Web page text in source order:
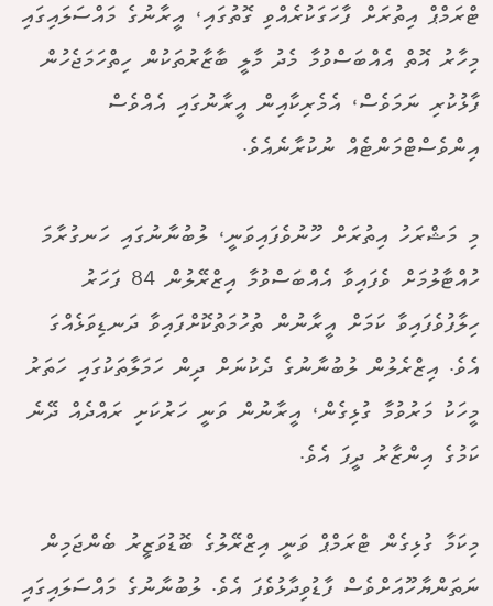
ޓްރަމްޕް އިތުރަށް ފާހަގަކުރެއްވި ގޮތުގައި، އީރާނުގެ މައްސަލައިގައި
މިހާރު އޮތް އެއްބަސްވުމާ މެދު މާލީ ބާޒާރުތަކުން ހިތްހަމަޖެހުން
ފާޅުކުރި ނަމަވެސް، އެމެރިކާއިން އީރާނުގައި އެއްވެސް
އިންވެސްޓްމަންޓެއް ނުކުރާނެއެވެ.
މި މަޝްރަހު އިތުރަށް ހޫނުވެފައިވަނީ، ލުބުނާނުގައި ހަނގުރާމަ
ހުއްޓާލުމަށް ވެފައިވާ އެއްބަސްވުމާ އިޒްރޭލުން 84 ފަހަރު
ހިލާފުވެފައިވާ ކަމަށް އީރާނުން ތުހުމަތުކޮށްފައިވާ ދަނޑިވަޅެއްގަ
އެވެ. އިޒްރެލުން ލުބުނާނުގެ ދެކުނަށް ދިން ހަމަލާތަކުގައި ހަތަރު
މީހަކު މަރުވުމާ ގުޅިގެން، އީރާނުން ވަނީ ހަރުކަށި ރައްދެއް ދޭނެ
ކަމުގެ އިންޒާރު ދީފަ އެވެ.
މިކަމާ ގުޅިގެން ޓްރަމްޕް ވަނީ އިޒްރޭލުގެ ބޮޑުވަޒީރު ބެންޖަމިން
ނަތަންޔާހޫއަށްވެސް ފާޑުވިދާޅުވެފަ އެވެ. ލުބުނާނުގެ މައްސަލައިގައި